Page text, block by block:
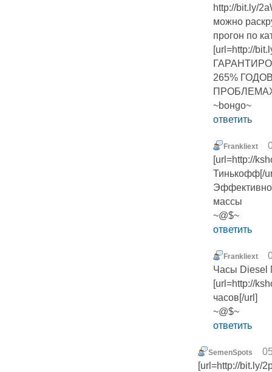
http://bit.ly/
можно
прогон по
[url=http://
265%
~boнgo~
ответить
Frankliext
[url=http://
Тинькофф[/
массы
~@$~
ответить
Frankliext
Часы Diesel
[url=http://
часов[/url]
~@$~
ответить
SemenSpots
[url=http://bit.ly/